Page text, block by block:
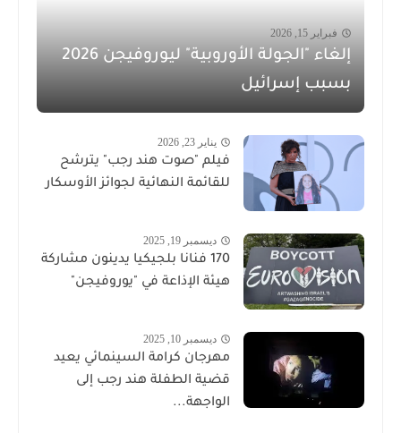
فبراير 15, 2026
إلغاء "الجولة الأوروبية" ليوروفيجن 2026
بسبب إسرائيل
يناير 23, 2026
فيلم "صوت هند رجب" يترشح
للقائمة النهائية لجوائز الأوسكار
ديسمبر 19, 2025
170 فنانا بلجيكيا يدينون مشاركة
هيئة الإذاعة في "يوروفيجن"
ديسمبر 10, 2025
مهرجان كرامة السينمائي يعيد
قضية الطفلة هند رجب إلى
الواجهة...